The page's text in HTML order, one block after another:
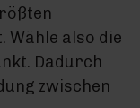
Wähle also die
Dadurch
zwischen